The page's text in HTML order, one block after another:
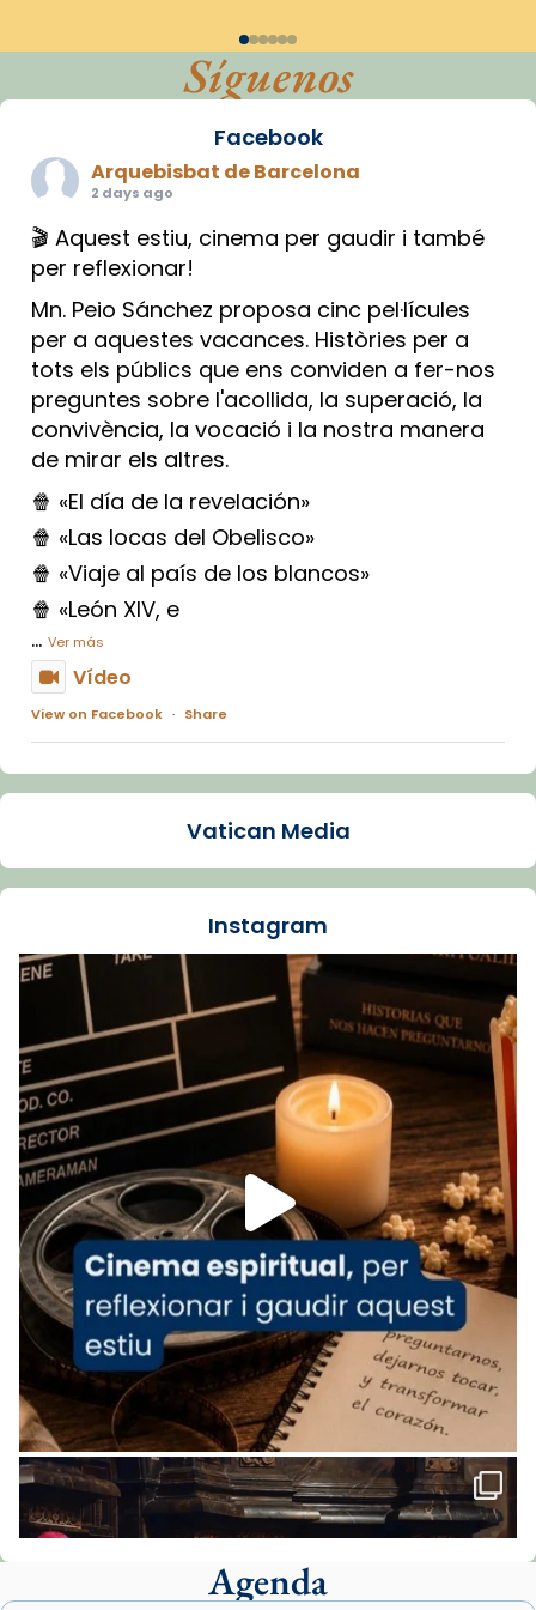
Síguenos
Facebook
Arquebisbat de Barcelona
2 days ago
🎬 Aquest estiu, cinema per gaudir i també
per reflexionar!
Mn. Peio Sánchez proposa cinc pel·lícules
per a aquestes vacances. Històries per a
tots els públics que ens conviden a fer-nos
preguntes sobre l'acollida, la superació, la
convivència, la vocació i la nostra manera
de mirar els altres.
🍿 «El día de la revelación»
🍿 «Las locas del Obelisco»
🍿 «Viaje al país de los blancos»
🍿 «León XIV, e
... Ver más
Vídeo
View on Facebook · Share
Arquebisbat de Barcelona
La Carmina va patir depressió. Fa gairebé
dos mesos, a l'Estadi Lluís Companys, la
Recupera l'entrevista comp
Vatican
tican News 👇
www.vaticannews.va/es/iglesia/news/2026-
07/carmina-historia-depresion-papa-viaje-
espana-testimoni...
Foto
View on Facebook · Share
Arquebisbat de Barcelona
1 week ago
«Avui les santes Juliana i Semproniana ens
ajuden a alçar la mirada»
Mons. Sergi Gordo, bisbe de Tortosa, ha
presidit aquest 27 de juliol la missa de Les
Santes de Mataró.
🔗tinyurl.com/cvu5jmbk
📸 J. Merino
Vatican Media
Instagram
Agenda